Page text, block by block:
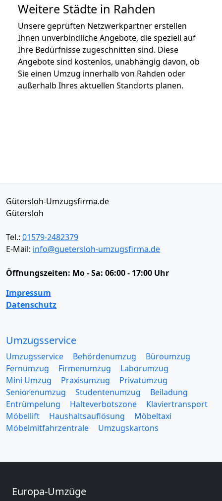
Weitere Städte in Rahden
Unsere geprüften Netzwerkpartner erstellen
Ihnen unverbindliche Angebote, die speziell auf
Ihre Bedürfnisse zugeschnitten sind. Diese
Angebote sind kostenlos, unabhängig davon, ob
Sie einen Umzug innerhalb von Rahden oder
außerhalb Ihres aktuellen Standorts planen.
Gütersloh-Umzugsfirma.de
Gütersloh
Tel.: 01579-2482379
E-Mail: info@guetersloh-umzugsfirma.de
Öffnungszeiten: Mo - Sa: 06:00 - 17:00 Uhr
Impressum
Datenschutz
Umzugsservice
Umzugsservice Behördenumzug
Büroumzug
Fernumzug
Firmenumzug
Laborumzug
Mini Umzug
Praxisumzug
Privatumzug
Seniorenumzug
Studentenumzug
Beiladung
Entrümpelung
Halteverbotszone
Klaviertransport
Möbellift
Haushaltsauflösung
Möbeltaxi
Möbelmitfahrzentrale
Umzugskartons
Europa-Umzüge